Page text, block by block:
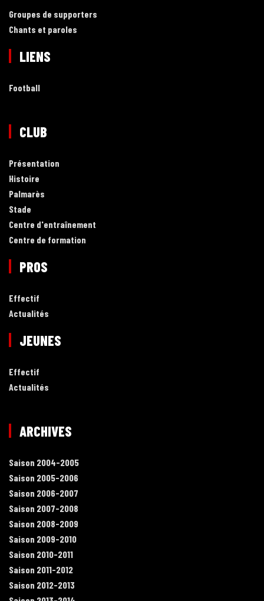
Groupes de supporters
Chants et paroles
LIENS
Football
CLUB
Présentation
Histoire
Palmarès
Stade
Centre d'entraînement
Centre de formation
PROS
Effectif
Actualités
JEUNES
Effectif
Actualités
ARCHIVES
Saison 2004-2005
Saison 2005-2006
Saison 2006-2007
Saison 2007-2008
Saison 2008-2009
Saison 2009-2010
Saison 2010-2011
Saison 2011-2012
Saison 2012-2013